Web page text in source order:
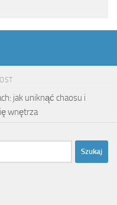
jak uniknąć chaosu i
wnętrza